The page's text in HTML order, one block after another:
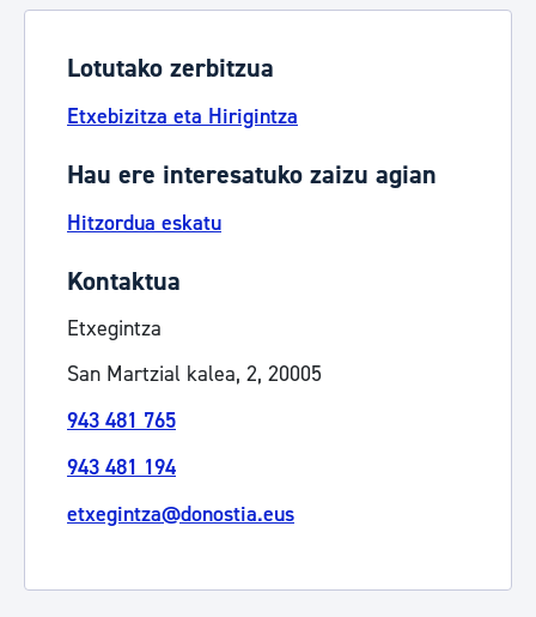
Lotutako zerbitzua
Etxebizitza eta Hirigintza
Hau ere interesatuko zaizu agian
Hitzordua eskatu
Kontaktua
Etxegintza
San Martzial kalea, 2, 20005
943 481 765
943 481 194
etxegintza@donostia.eus